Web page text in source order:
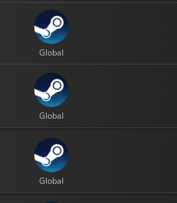
Global
Global
Global